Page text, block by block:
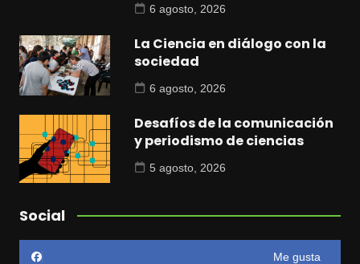
6 agosto, 2026
La Ciencia en diálogo con la
sociedad
6 agosto, 2026
Desafíos de la comunicación
y periodismo de ciencias
5 agosto, 2026
Social
Me gusta